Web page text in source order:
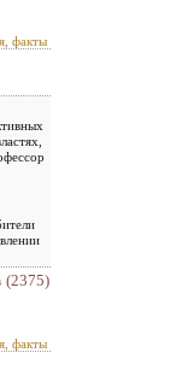
факты
(2375)
факты